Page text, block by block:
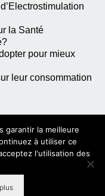
la Santé
pour mieux
leur consommation
garantir la meilleure
à utiliser ce
l'utilisation des